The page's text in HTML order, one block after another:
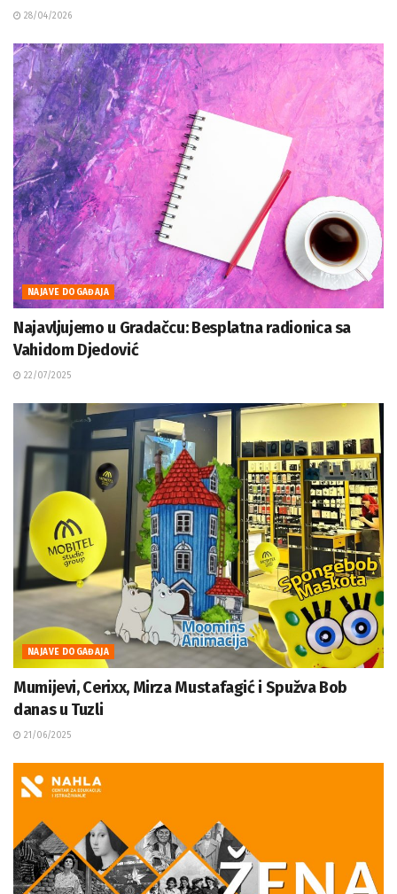
28/04/2026
NAJAVE DOGAĐAJA
Najavljujemo u Gradačcu: Besplatna radionica sa
Vahidom Djedović
22/07/2025
NAJAVE DOGAĐAJA
Mumijevi, Cerixx, Mirza Mustafagić i Spužva Bob
danas u Tuzli
21/06/2025